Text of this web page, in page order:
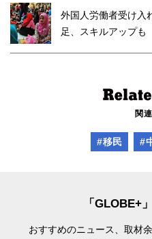
外国人労働者受け
足、スキルアップも
関
#移民 #
「GLOBE+
おすすめのニュース、取材余